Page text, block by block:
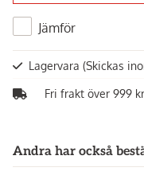
Jämför
Lagervara (Skickas
Fri frakt över 999
Andra har också